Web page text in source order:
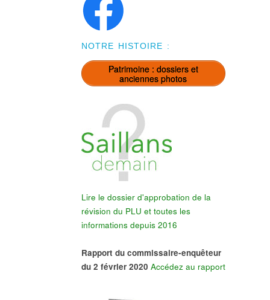
NOTRE HISTOIRE :
Patrimoine : dossiers et
anciennes photos
Lire le dossier d'approbation de la
révision du PLU et toutes les
informations depuis 2016
Rapport du commissaire-enquêteur
du 2 février 2020 Accédez au rapport